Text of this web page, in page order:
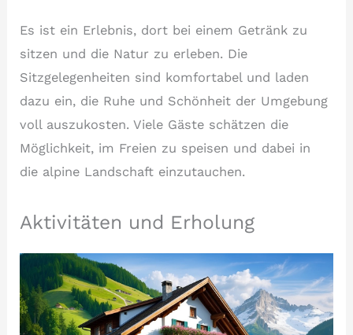
Es ist ein Erlebnis, dort bei einem Getränk zu
sitzen und die Natur zu erleben. Die
Sitzgelegenheiten sind komfortabel und laden
dazu ein, die Ruhe und Schönheit der Umgebung
voll auszukosten. Viele Gäste schätzen die
Möglichkeit, im Freien zu speisen und dabei in
die alpine Landschaft einzutauchen.
Aktivitäten und Erholung